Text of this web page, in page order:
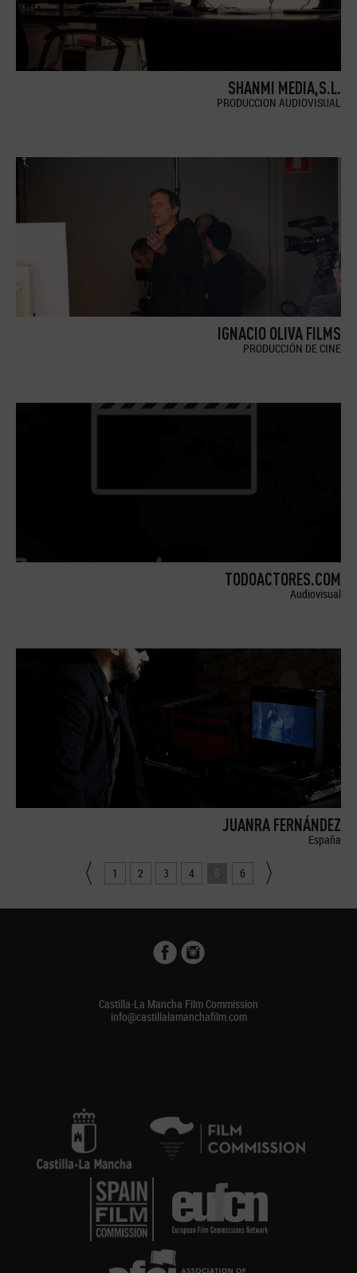
SHANMI MEDIA,S.L.
PRODUCCION AUDIOVISUAL
IGNACIO OLIVA FILMS
PRODUCCIÓN DE CINE
TODOACTORES.COM
Audiovisual
JUANRA FERNÁNDEZ
España
1 2 3 4 5 6
Castilla-La Mancha Film Commission
info@castillalamanchafilm.com